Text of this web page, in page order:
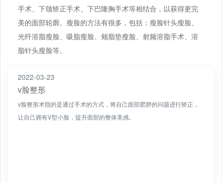
手术、下颌矫正手术、下巴隆胸手术等相结合，以获得更完
美的面部轮廓。瘦脸的方法有很多，包括：瘦脸针头瘦脸、
光纤溶脂瘦脸、吸脂瘦脸、颊脂垫瘦脸、射频溶脂手术、溶
脂针头瘦脸等。
2022-03-23
v脸整形
v脸整形术指的是通过手术的方式，将自己面部肥胖的问题进行矫正，
让自己拥有V型小脸，提升面部的整体美感。